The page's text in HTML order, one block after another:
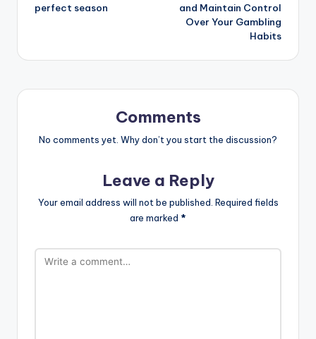
perfect season
and Maintain Control
Over Your Gambling
Habits
Comments
No comments yet. Why don’t you start the discussion?
Leave a Reply
Your email address will not be published. Required fields
are marked *